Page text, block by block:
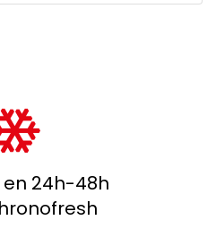
en 24h-48h